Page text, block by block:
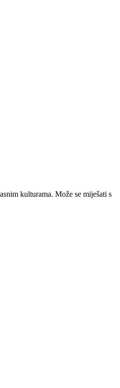
kulturama. Može se miješati s